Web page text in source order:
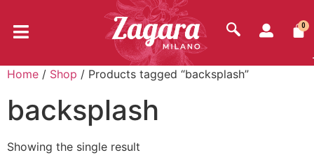
0
Home / Shop / Products tagged “backsplash”
backsplash
Showing the single result